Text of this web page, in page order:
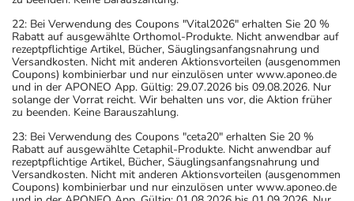
22: Bei Verwendung des Coupons "Vital2026" erhalten Sie 20 %
Rabatt auf ausgewählte Orthomol-Produkte. Nicht anwendbar auf
rezeptpflichtige Artikel, Bücher, Säuglingsanfangsnahrung und
Versandkosten. Nicht mit anderen Aktionsvorteilen (ausgenommen
Coupons) kombinierbar und nur einzulösen unter www.aponeo.de
und in der APONEO App. Gültig: 29.07.2026 bis 09.08.2026. Nur
solange der Vorrat reicht. Wir behalten uns vor, die Aktion früher
zu beenden. Keine Barauszahlung.
23: Bei Verwendung des Coupons "ceta20" erhalten Sie 20 %
Rabatt auf ausgewählte Cetaphil-Produkte. Nicht anwendbar auf
rezeptpflichtige Artikel, Bücher, Säuglingsanfangsnahrung und
Versandkosten. Nicht mit anderen Aktionsvorteilen (ausgenommen
Coupons) kombinierbar und nur einzulösen unter www.aponeo.de